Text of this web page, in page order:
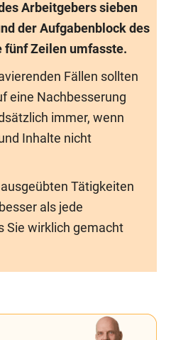
Arbeitgebers sieben
der Aufgabenblock des
fünf Zeilen umfasste.
Fällen sollten
eine Nachbesserung
immer, wenn
Inhalte nicht
Tätigkeiten
als jede
Sie wirklich gemacht